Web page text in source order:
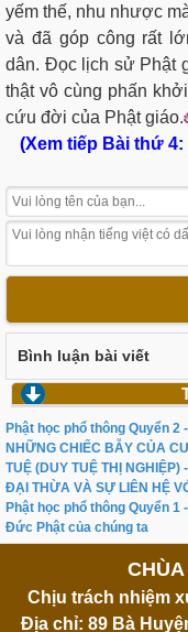
yếm thế, nhu nhược
và đã góp công rất
dân. Ðọc lịch sử Phật
thật vô cùng phấn
cứu đời của Phật giáo.
(Xem tiếp Bài thứ 4:
Bình luận bài viết
Phật học phổ thông Quyển 2
NHỮNG CHIẾC BẪY CỦA
TUỆ (DUY TUỆ THỊ
ĐẠI THỪA VÀ SỰ LIÊN HỆ
Phật học phổ thông Quyển 1
Đức Phật của chúng ta
Chịu trách nhiệm
Địa chỉ: 89 Bà